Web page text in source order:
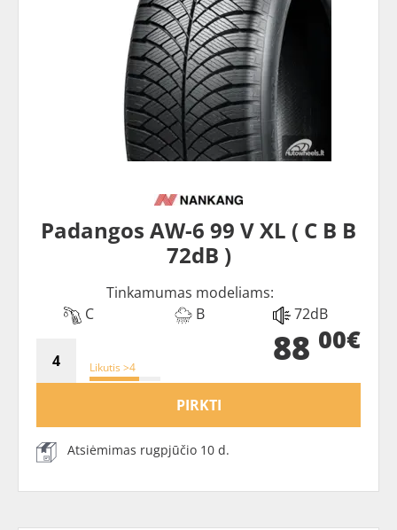
Padangos AW-6 99 V XL ( C B B
72dB )
Tinkamumas modeliams:
C
B 72dB
Likutis >4 88 00€
PIRKTI
Atsiėmimas rugpjūčio 10 d.